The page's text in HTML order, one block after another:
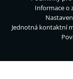
Informace o
Jednotná kontaktní